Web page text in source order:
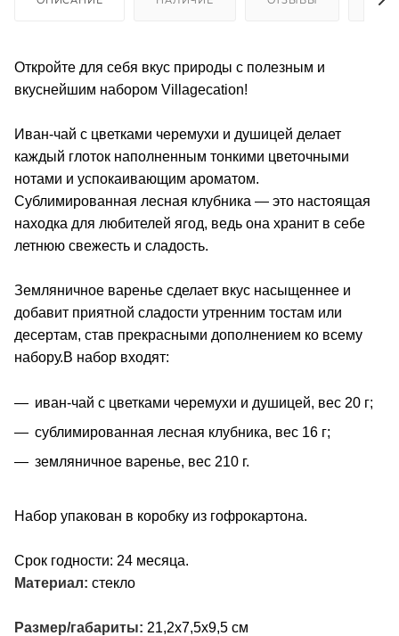
Откройте для себя вкус природы с полезным и
вкуснейшим набором Villagecation!
Иван-чай с цветками черемухи и душицей делает
каждый глоток наполненным тонкими цветочными
нотами и успокаивающим ароматом.
Сублимированная лесная клубника — это настоящая
находка для любителей ягод, ведь она хранит в себе
летнюю свежесть и сладость.
Земляничное варенье сделает вкус насыщеннее и
добавит приятной сладости утренним тостам или
десертам, став прекрасными дополнением ко всему
набору.В набор входят:
иван-чай с цветками черемухи и душицей, вес 20 г;
сублимированная лесная клубника, вес 16 г;
земляничное варенье, вес 210 г.
Набор упакован в коробку из гофрокартона.
Срок годности: 24 месяца.
Материал: стекло
Размер/габариты: 21,2х7,5х9,5 см